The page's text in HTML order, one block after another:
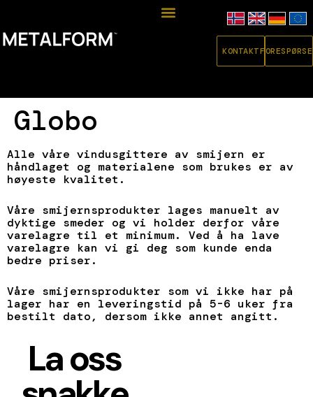
KONTAKT
Globo
Alle våre vindusgittere av smijern er
håndlaget og materialene som brukes er av
høyeste kvalitet.
Våre smijernsprodukter lages manuelt av
dyktige smeder og vi holder derfor våre
varelagre til et minimum. Ved å ha lave
varelagre kan vi gi deg som kunde enda
bedre priser.
Våre smijernsprodukter som vi ikke har på
lager har en leveringstid på 5-6 uker fra
bestilt dato, dersom ikke annet angitt.
La oss